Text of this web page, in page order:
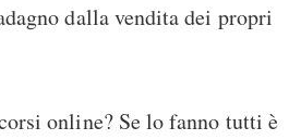
dalla vendita dei propri
online? Se lo fanno tutti è